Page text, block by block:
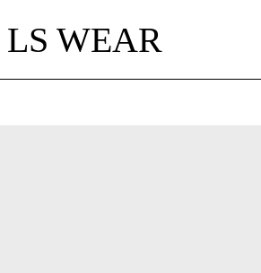
LS WEAR